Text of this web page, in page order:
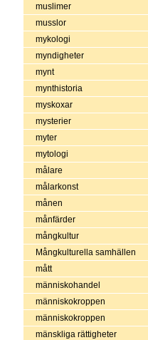
muslimer
musslor
mykologi
myndigheter
mynt
mynthistoria
myskoxar
mysterier
myter
mytologi
målare
målarkonst
månen
månfärder
mångkultur
Mångkulturella samhällen
mått
människohandel
människokroppen
människokroppen
mänskliga rättigheter